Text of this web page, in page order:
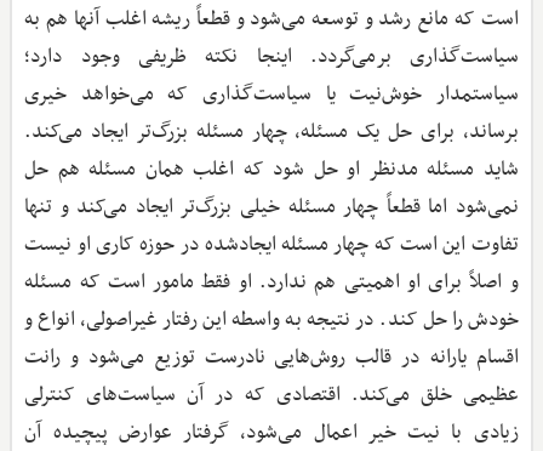
است که مانع رشد و توسعه می‌شود و قطعاً ریشه اغلب آنها هم به
سیاست‌گذاری برمی‌گردد. اینجا نکته ظریفی وجود دارد؛
سیاستمدار خوش‌نیت یا سیاست‌گذاری که می‌خواهد خیری
برساند، برای حل یک مسئله، چهار مسئله بزرگ‌تر ایجاد می‌کند.
شاید مسئله مدنظر او حل شود که اغلب همان مسئله هم حل
نمی‌شود اما قطعاً چهار مسئله خیلی بزرگ‌تر ایجاد می‌کند و تنها
تفاوت این است که چهار مسئله ایجادشده در حوزه کاری او نیست
و اصلاً برای او اهمیتی هم ندارد. او فقط مامور است که مسئله
خودش را حل کند. در نتیجه به واسطه این رفتار غیراصولی، انواع و
اقسام یارانه در قالب روش‌هایی نادرست توزیع می‌شود و رانت
عظیمی خلق می‌کند. اقتصادی که در آن سیاست‌های کنترلی
زیادی با نیت خیر اعمال می‌شود، گرفتار عوارض پیچیده آن